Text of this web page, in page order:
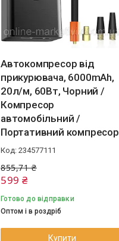
Автокомпресор від
прикурювача, 6000mAh,
20л/м, 60Вт, Чорний /
Компресор
автомобільний /
Портативний компресор
234577111
855,71 ₴
599 ₴
Готово до відправки
Оптом і в роздріб
Купити